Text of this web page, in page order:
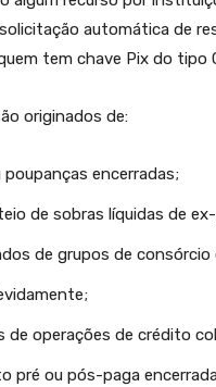
automática de
tem chave Pix do tipo
originados de:
encerradas;
de sobras líquidas de
de grupos de consórcio
de operações de crédito
pré ou pós-paga